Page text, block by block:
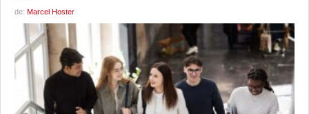
de: Marcel Hoster